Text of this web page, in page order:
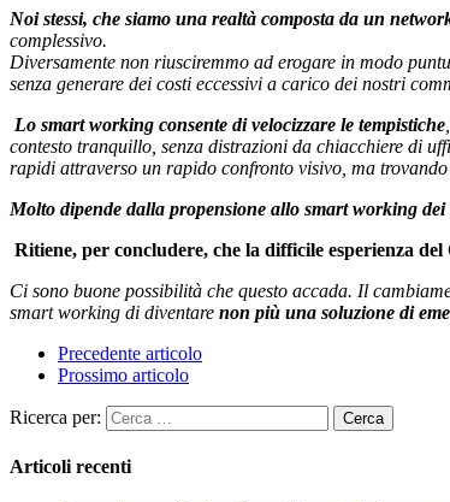
Noi stessi, che siamo una realtà composta da un
complessivo.
Diversamente non riusciremmo ad erogare in modo
senza generare dei costi eccessivi a carico dei nostri
Lo smart working consente di velocizzare le tempistiche
contesto tranquillo, senza distrazioni da chiacchiere di
rapidi attraverso un rapido confronto visivo, ma
Molto dipende dalla propensione allo smart working
Ritiene, per concludere, che la difficile esperienza
Ci sono buone possibilità che questo accada. Il
smart working di diventare non più una soluzione di
Precedente articolo
Prossimo articolo
Ricerca per:
Articoli recenti